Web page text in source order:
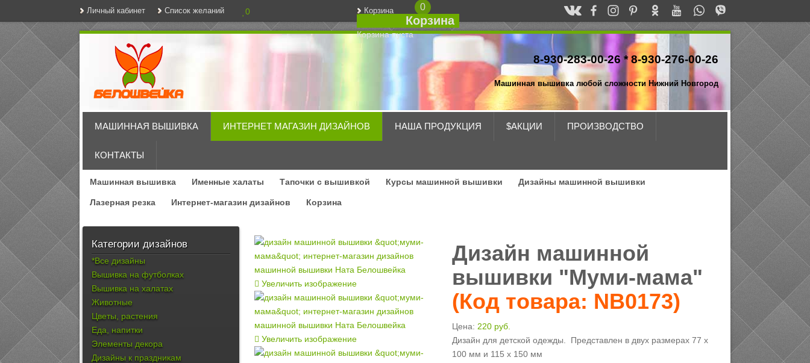
Личный кабинет Список желаний 0 Корзина 0
Корзина
Корзина пуста
8-930-283-00-26 *8-930-276-00-26
Машинная вышивка любой сложности Нижний Новгород
МАШИННАЯ ВЫШИВКА ИНТЕРНЕТ МАГАЗИН ДИЗАЙНОВ НАША ПРОДУКЦИЯ $АКЦИИ ПРОИЗВОДСТВО
КОНТАКТЫ
Машинная вышивка Именные халаты Тапочки с вышивкой Курсы машинной вышивки Дизайны машинной вышивки
Лазерная резка Интернет-магазин дизайнов Корзина
Увеличить изображение
Увеличить изображение
Дизайн машинной
вышивки "Муми-мама"
(Код товара: NB0173)
Цена: 220 руб.
Дизайн для детской одежды. Представлен в двух размерах 77 х
100 мм и 115 х 150 мм
Категории дизайнов
*Все дизайны
Вышивка на футболках
Вышивка на халатах
Животные
Цветы, растения
Еда, напитки
Элементы декора
Дизайны к праздникам